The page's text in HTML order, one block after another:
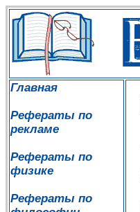
Главная
Рефераты по
рекламе
Рефераты по
физике
Рефераты по